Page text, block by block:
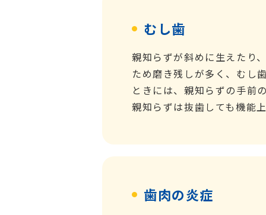
むし歯
親知らずが斜めに生えたり
ため磨き残しが多く、むし
ときには、親知らずの手前
親知らずは抜歯しても機能
歯肉の炎症